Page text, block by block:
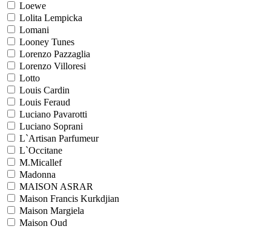
Loewe
Lolita Lempicka
Lomani
Looney Tunes
Lorenzo Pazzaglia
Lorenzo Villoresi
Lotto
Louis Cardin
Louis Feraud
Luciano Pavarotti
Luciano Soprani
L`Artisan Parfumeur
L`Occitane
M.Micallef
Madonna
MAISON ASRAR
Maison Francis Kurkdjian
Maison Margiela
Maison Oud